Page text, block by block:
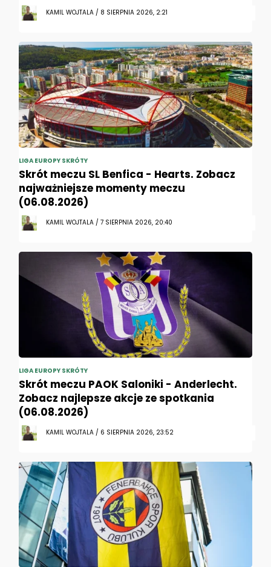
KAMIL WOJTALA / 8 SIERPNIA 2026, 2:21
LIGA EUROPY SKRÓTY
Skrót meczu SL Benfica - Hearts. Zobacz
najważniejsze momenty meczu
(06.08.2026)
KAMIL WOJTALA / 7 SIERPNIA 2026, 20:40
LIGA EUROPY SKRÓTY
Skrót meczu PAOK Saloniki - Anderlecht.
Zobacz najlepsze akcje ze spotkania
(06.08.2026)
KAMIL WOJTALA / 6 SIERPNIA 2026, 23:52